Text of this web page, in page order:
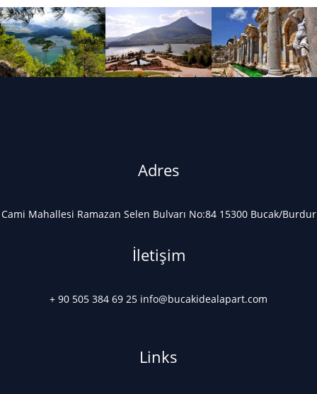
Adres
Cami Mahallesi Ramazan Selen Bulvarı No:84 15300 Bucak/Burdur
İletişim
+ 90 505 384 69 25 info@bucakidealapart.com
Links